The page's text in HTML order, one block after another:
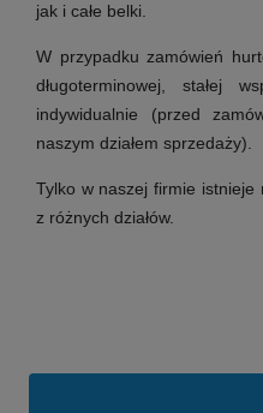
jak i całe belki.
W przypadku zamówień
długoterminowej, stałej
indywidualnie (przed
naszym działem sprzedaży).
Tylko w naszej firmie istnieje
z różnych działów.